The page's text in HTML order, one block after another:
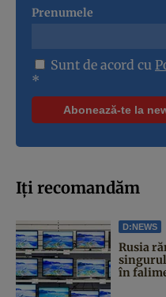
Prenumele
Sunt de acord cu
*
Iți recomandăm
D:NEWS
Rusia
în